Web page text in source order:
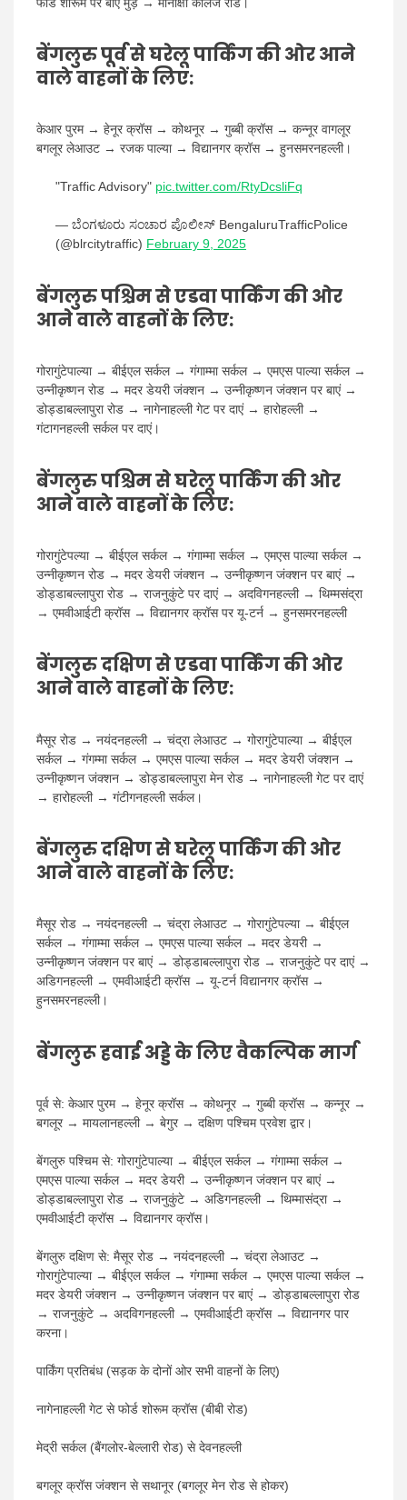
बेंगलुरु पूर्व से घरेलू पार्किंग की ओर आने
वाले वाहनों के लिए:
केआर पुरम → हेनूर क्रॉस → कोथनूर → गुब्बी क्रॉस → कन्नूर वागलूर
बगलूर लेआउट → रजक पाल्या → विद्यानगर क्रॉस → हुनसमरनहल्ली।
"Traffic Advisory" pic.twitter.com/RtyDcsliFq
— ಬೆಂಗಳೂರು ಸಂಚಾರ ಪೊಲೀಸ್ BengaluruTrafficPolice
(@blrcitytraffic) February 9, 2025
बेंगलुरु पश्चिम से एडवा पार्किंग की ओर
आने वाले वाहनों के लिए:
गोरागुंटेपाल्या → बीईएल सर्कल → गंगाम्मा सर्कल → एमएस पाल्या सर्कल →
उन्नीकृष्णन रोड → मदर डेयरी जंक्शन → उन्नीकृष्णन जंक्शन पर बाएं →
डोड्डाबल्लापुरा रोड → नागेनाहल्ली गेट पर दाएं → हारोहल्ली →
गंटागनहल्ली सर्कल पर दाएं।
बेंगलुरु पश्चिम से घरेलू पार्किंग की ओर
आने वाले वाहनों के लिए:
गोरागुंटेपल्या → बीईएल सर्कल → गंगाम्मा सर्कल → एमएस पाल्या सर्कल →
उन्नीकृष्णन रोड → मदर डेयरी जंक्शन → उन्नीकृष्णन जंक्शन पर बाएं →
डोड्डाबल्लापुरा रोड → राजनुकुंटे पर दाएं → अदविगनहल्ली → थिम्मसंद्रा
→ एमवीआईटी क्रॉस → विद्यानगर क्रॉस पर यू-टर्न → हुनसमरनहल्ली
बेंगलुरु दक्षिण से एडवा पार्किंग की ओर
आने वाले वाहनों के लिए:
मैसूर रोड → नयंदनहल्ली → चंद्रा लेआउट → गोरागुंटेपाल्या → बीईएल
सर्कल → गंगम्मा सर्कल → एमएस पाल्या सर्कल → मदर डेयरी जंक्शन →
उन्नीकृष्णन जंक्शन → डोड्डाबल्लापुरा मेन रोड → नागेनाहल्ली गेट पर दाएं
→ हारोहल्ली → गंटीगनहल्ली सर्कल।
बेंगलुरु दक्षिण से घरेलू पार्किंग की ओर
आने वाले वाहनों के लिए:
मैसूर रोड → नयंदनहल्ली → चंद्रा लेआउट → गोरागुंटेपल्या → बीईएल
सर्कल → गंगाम्मा सर्कल → एमएस पाल्या सर्कल → मदर डेयरी →
उन्नीकृष्णन जंक्शन पर बाएं → डोड्डाबल्लापुरा रोड → राजनुकुंटे पर दाएं →
अडिगनहल्ली → एमवीआईटी क्रॉस → यू-टर्न विद्यानगर क्रॉस →
हुनसमरनहल्ली।
बेंगलुरू हवाई अड्डे के लिए वैकल्पिक मार्ग
पूर्व से: केआर पुरम → हेनूर क्रॉस → कोथनूर → गुब्बी क्रॉस → कन्नूर →
बगलूर → मायलानहल्ली → बेगुर → दक्षिण पश्चिम प्रवेश द्वार।
बेंगलुरु पश्चिम से: गोरागुंटेपाल्या → बीईएल सर्कल → गंगाम्मा सर्कल →
एमएस पाल्या सर्कल → मदर डेयरी → उन्नीकृष्णन जंक्शन पर बाएं →
डोड्डाबल्लापुरा रोड → राजनुकुंटे → अडिगनहल्ली → थिम्मासंद्रा →
एमवीआईटी क्रॉस → विद्यानगर क्रॉस।
बेंगलुरु दक्षिण से: मैसूर रोड → नयंदनहल्ली → चंद्रा लेआउट →
गोरागुंटेपाल्या → बीईएल सर्कल → गंगाम्मा सर्कल → एमएस पाल्या सर्कल →
मदर डेयरी जंक्शन → उन्नीकृष्णन जंक्शन पर बाएं → डोड्डाबल्लापुरा रोड
→ राजनुकुंटे → अदविगनहल्ली → एमवीआईटी क्रॉस → विद्यानगर पार
करना।
पार्किंग प्रतिबंध (सड़क के दोनों ओर सभी वाहनों के लिए)
नागेनाहल्ली गेट से फोर्ड शोरूम क्रॉस (बीबी रोड)
मेद्री सर्कल (बैंगलोर-बेल्लारी रोड) से देवनहल्ली
बगलूर क्रॉस जंक्शन से सथानूर (बगलूर मेन रोड से होकर)